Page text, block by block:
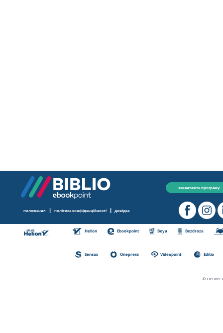
завантажте програму
положення | політика конфіденційності | довідка
Helion Ebookpoint Beya Bezdroza
Sensus Onepress Videopoint Editio
© Helion